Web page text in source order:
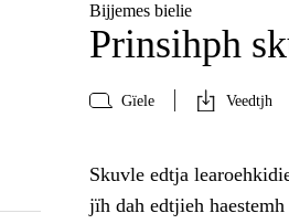
Bijjemes bielie
Prinsihph
Gïele Veedtjh
Skuvle edtja
jïh dah edtjieh